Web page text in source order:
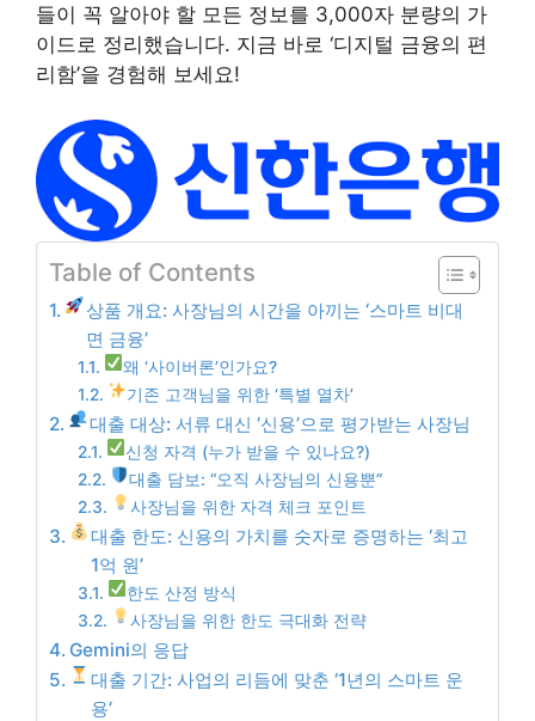
들이 꼭 알아야 할 모든 정보를 3,000자 분량의 가
이드로 정리했습니다. 지금 바로 ‘디지털 금융의 편
리함’을 경험해 보세요!
Table of Contents
상품 개요: 사장님의 시간을 아끼는 ‘스마트 비대
면 금융’
왜 ‘사이버론’인가요?
기존 고객님을 위한 ‘특별 열차’
대출 대상: 서류 대신 ‘신용’으로 평가받는 사장님
신청 자격 (누가 받을 수 있나요?)
대출 담보: “오직 사장님의 신용뿐”
사장님을 위한 자격 체크 포인트
대출 한도: 신용의 가치를 숫자로 증명하는 ‘최고
1억 원’
한도 산정 방식
사장님을 위한 한도 극대화 전략
Gemini의 응답
대출 기간: 사업의 리듬에 맞춘 ‘1년의 스마트 운
용’